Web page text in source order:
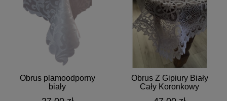
Szybki podgląd
Obrus plamoodporny
biały
Szybki podgląd
Obrus Z Gipiury Biały
Cały Koronkowy